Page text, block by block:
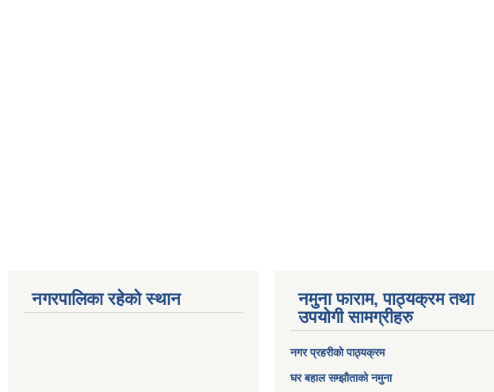
नगरपालिका रहेको स्थान
नमुना फाराम, पाठ्यक्रम तथा
उपयोगी सामग्रीहरु
नगर प्रहरीको पाठ्यक्रम
घर बहाल सम्झौताको नमुना